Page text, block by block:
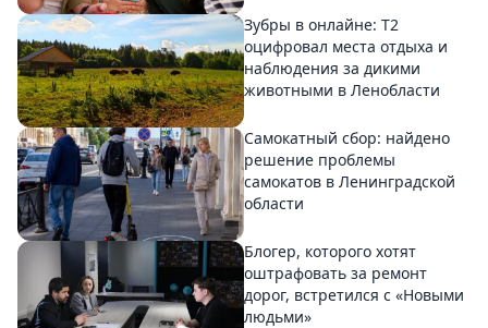
Зубры в онлайне: Т2
оцифровал места отдыха и
наблюдения за дикими
животными в Ленобласти
Самокатный сбор: найдено
решение проблемы
самокатов в Ленинградской
области
Блогер, которого хотят
оштрафовать за ремонт
дорог, встретился с «Новыми
людьми»